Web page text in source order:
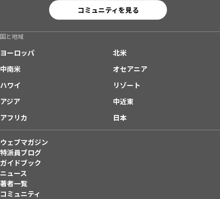
コミュニティを見る
国と地域
ヨーロッパ
北米
中南米
オセアニア
ハワイ
リゾート
アジア
中近東
アフリカ
日本
ウェブマガジン
特派員ブログ
ガイドブック
ニュース
著者一覧
コミュニティ